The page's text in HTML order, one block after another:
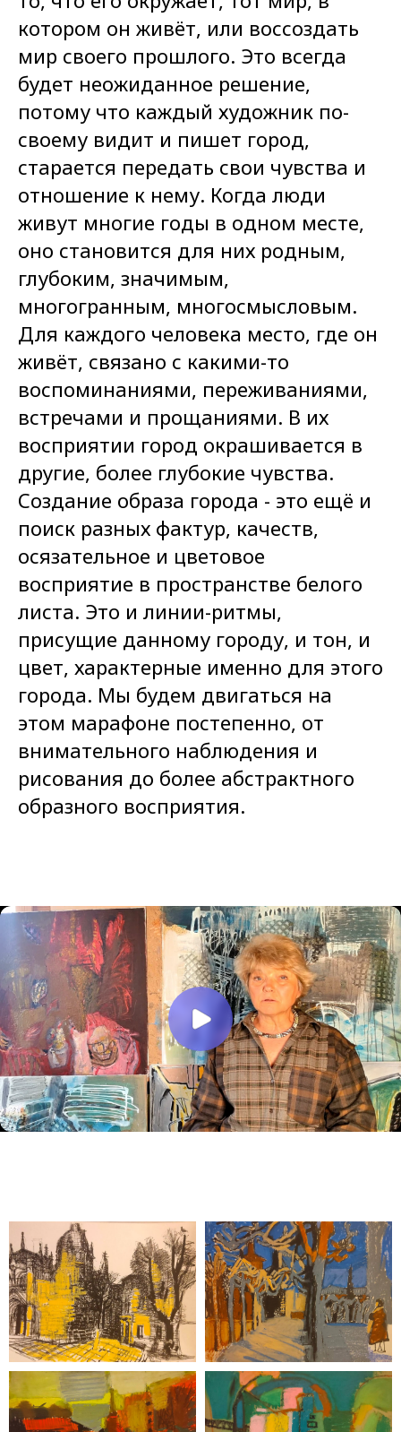
котором он живёт, или воссоздать
мир своего прошлого. Это всегда
будет неожиданное решение,
потому что каждый художник по-
своему видит и пишет город,
старается передать свои чувства и
отношение к нему. Когда люди
живут многие годы в одном месте,
оно становится для них родным,
глубоким, значимым,
многогранным, многосмысловым.
Для каждого человека место, где он
живёт, связано с какими-то
воспоминаниями, переживаниями,
встречами и прощаниями. В их
восприятии город окрашивается в
другие, более глубокие чувства.
Создание образа города - это ещё и
поиск разных фактур, качеств,
осязательное и цветовое
восприятие в пространстве белого
листа. Это и линии-ритмы,
присущие данному городу, и тон, и
цвет, характерные именно для этого
города. Мы будем двигаться на
этом марафоне постепенно, от
внимательного наблюдения и
рисования до более абстрактного
образного восприятия.